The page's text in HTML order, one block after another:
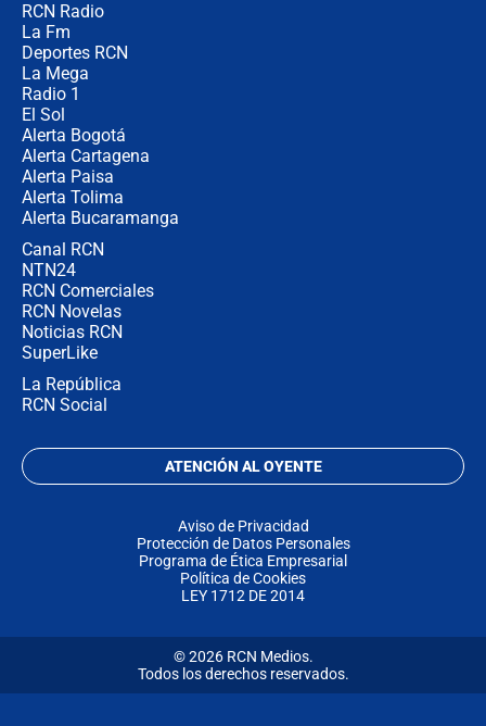
RCN Radio
La Fm
Deportes RCN
La Mega
Radio 1
El Sol
Alerta Bogotá
Alerta Cartagena
Alerta Paisa
Alerta Tolima
Alerta Bucaramanga
Canal RCN
NTN24
RCN Comerciales
RCN Novelas
Noticias RCN
SuperLike
La República
RCN Social
ATENCIÓN AL OYENTE
Aviso de Privacidad
Protección de Datos Personales
Programa de Ética Empresarial
Política de Cookies
LEY 1712 DE 2014
© 2026 RCN Medios.
Todos los derechos reservados.